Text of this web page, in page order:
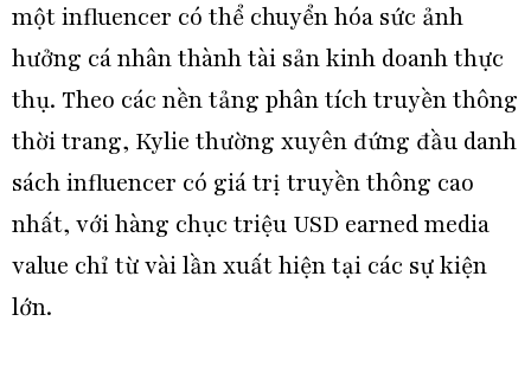
một influencer có thể chuyển hóa sức ảnh
hưởng cá nhân thành tài sản kinh doanh thực
thụ. Theo các nền tảng phân tích truyền thông
thời trang, Kylie thường xuyên đứng đầu danh
sách influencer có giá trị truyền thông cao
nhất, với hàng chục triệu USD earned media
value chỉ từ vài lần xuất hiện tại các sự kiện
lớn.